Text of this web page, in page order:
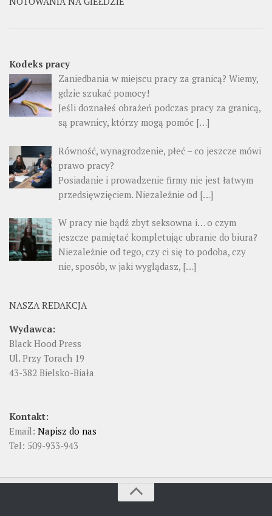
Kodeks pracy
Zaniedbania w miejscu pracy za granicą? Wiemy,
gdzie szukać pomocy!
Jeśli doznałeś obrażeń podczas pracy za granicą,
są prawnicy, którzy mogą pomóc […]
Równość, wynagrodzenie, płeć – co jeszcze mówi
prawo pracy?
Posiadanie i prowadzenie firmy nie jest łatwym
przedsięwzięciem. Niezależnie od […]
W pracy nie bądź zbyt seksowna i… o czym
jeszcze pamiętać kompletując ubranie do biura?
Niezależnie od tego, czy ci się to podoba, czy
nie, sposób, w jaki wyglądasz, […]
NASZA REDAKCJA
Wydawca:
Black Hood Press
Ul. Przy Torach 19
43-382 Bielsko-Biała
Kontakt:
Email: Napisz do nas
Tel: 509-933-943